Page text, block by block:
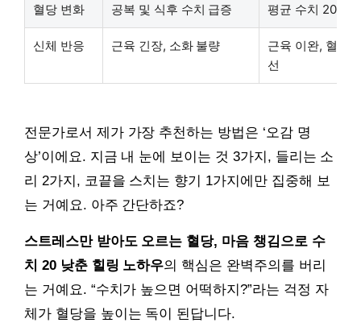
혈당 변화 공복 및 식후 수치 급증 평균 수치
신체 반응 근육 긴장, 소화 불량
근육 이완, 혈액
선
전문가로서 제가 가장 추천하는 방법은 ‘오감 명
상’이에요. 지금 내 눈에 보이는 것 3가지, 들리는 소
리 2가지, 코끝을 스치는 향기 1가지에만 집중해 보
는 거예요. 아주 간단하죠?
스트레스만 받아도 오르는 혈당, 마음 챙김으로 수
치 20 낮춘 힐링 노하우의 핵심은 완벽주의를 버리
는 거예요. “수치가 높으면 어떡하지?”라는 걱정 자
체가 혈당을 높이는 독이 된답니다.